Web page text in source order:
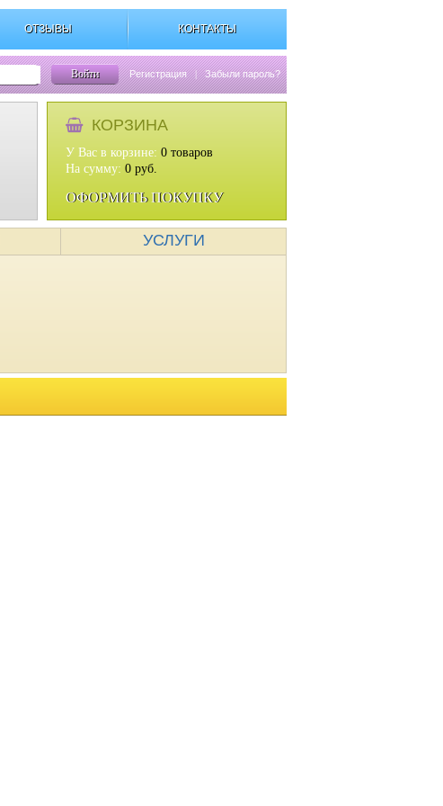
ОТЗЫВЫ КОНТАКТЫ
Войти Регистрация | Забыли пароль?
КОРЗИНА
У Вас в корзине: 0 товаров
На сумму: 0 руб.
ОФОРМИТЬ ПОКУПКУ
УСЛУГИ